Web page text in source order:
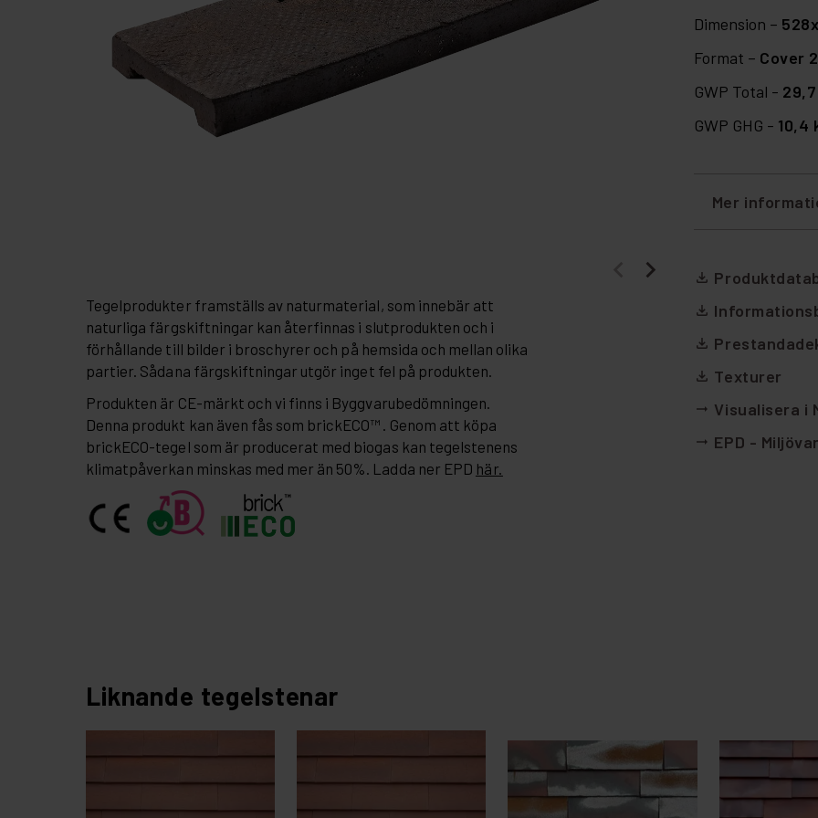
Tegelprodukter framställs av naturmaterial, som innebär att
naturliga färgskiftningar kan återfinnas i slutprodukten och i
förhållande till bilder i broschyrer och på hemsida och mellan olika
partier. Sådana färgskiftningar utgör inget fel på produkten.
Produkten är CE-märkt och vi finns i Byggvarubedömningen.
Denna produkt kan även fås som brickECO™ . Genom att köpa
brickECO-tegel som är producerat med biogas kan tegelstenens
klimatpåverkan minskas med mer än 50%. Ladda ner EPD här.
Dimension –
Format – Cover
GWP Total -
GWP GHG - 10,4
Mer
file_download
file_download
file_download
file_download Texturer
arrow_right_alt Visualisera i
arrow_right_alt EPD -
Liknande tegelstenar